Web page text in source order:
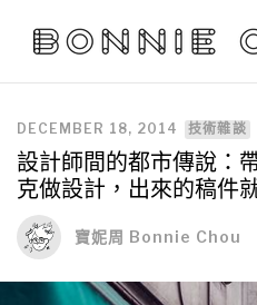
DECEMBER 18, 2014 技術雜談
設計師間的都市傳說：
克做設計，出來的稿件
寶妮周 Bonnie Chou